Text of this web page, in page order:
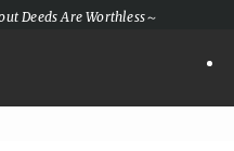
Deeds Are Worthless～